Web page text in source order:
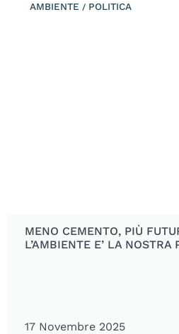
MENO CEMENTO, PIÙ
L’AMBIENTE E’ LA NOSTRA
17 Novembre 2025
AMBIENTE / POLITICA